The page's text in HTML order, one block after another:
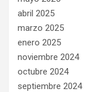
abril 2025
marzo 2025
enero 2025
noviembre 2024
octubre 2024
septiembre 2024